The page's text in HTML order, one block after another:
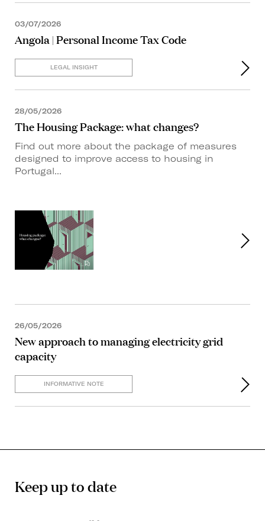
03/07/2026
Angola | Personal Income Tax Code
LEGAL INSIGHT
28/05/2026
The Housing Package: what changes?
Find out more about the package of measures
designed to improve access to housing in
Portugal...
26/05/2026
New approach to managing electricity grid
capacity
INFORMATIVE NOTE
Keep up to date